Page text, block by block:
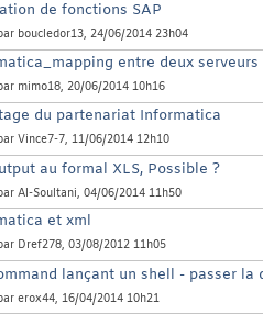
de fonctions SAP
boucledor13, 24/06/2014 23h04
entre deux serveurs
mimo18, 20/06/2014 10h16
du partenariat Informatica
Vince7-7, 11/06/2014 12h10
au formal XLS, Possible ?
Al-Soultani, 04/06/2014 11h50
et xml
Dref278, 03/08/2012 11h05
lançant un shell - passer la
erox44, 16/04/2014 10h21